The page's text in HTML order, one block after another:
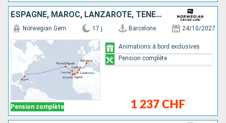
ESPAGNE, MAROC, LANZAROTE, TENERIFE, PORTUGAL, ÉTATS-UNIS
Pension complète
Norwegian Gem 17 j Barcelone 24/10/2027
1 237 CHF
Animations à bord exclusives
Pension complète